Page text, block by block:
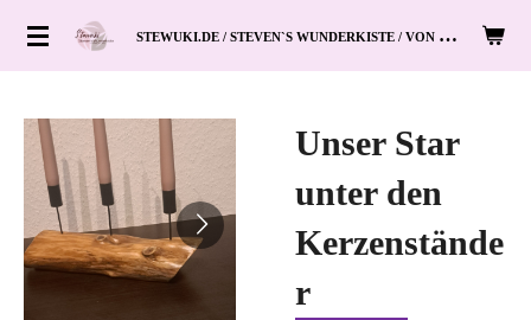
Zum
S
TEWUKI.DE / STEVEN`S WUNDERKISTE / VON HAND ZUM HERZ
Unser Star
unter den
Kerzenstände
r